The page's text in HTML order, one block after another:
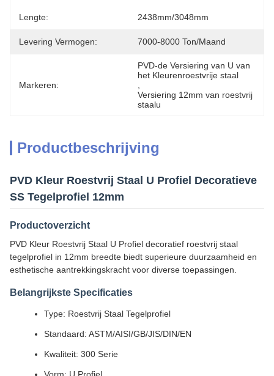
Lengte: 2438mm/3048mm
Levering Vermogen: 7000-8000 Ton/maand
Markeren:
PVD-de Versiering van U van
het Kleurenroestvrije staal
Versiering 12mm van roestvrij
staalu
Productbeschrijving
PVD Kleur Roestvrij Staal U Profiel Decoratieve
SS Tegelprofiel 12mm
Productoverzicht
PVD Kleur Roestvrij Staal U Profiel decoratief roestvrij staal
tegelprofiel in 12mm breedte biedt superieure duurzaamheid en
esthetische aantrekkingskracht voor diverse toepassingen.
Belangrijkste Specificaties
Type: Roestvrij Staal Tegelprofiel
Standaard: ASTM/AISI/GB/JIS/DIN/EN
Kwaliteit: 300 Serie